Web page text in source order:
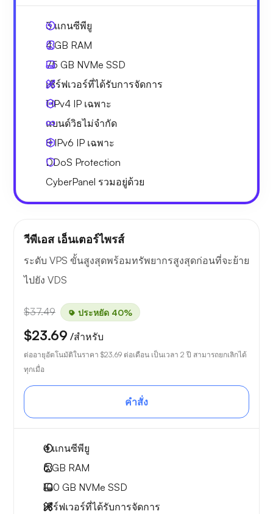
3แกนซีพียู
4 GB RAM
75 GB NVMe SSD
เซิร์ฟเวอร์ที่ได้รับการจัดการ
1 IPv4 IP เฉพาะ
แบนด์วิธไม่จำกัด
8 IPv6 IP เฉพาะ
DDoS Protection
CyberPanel รวมอยู่ด้วย
วีพีเอส เอ็นเตอร์ไพรส์
ระดับ VPS ขั้นสูงสุดพร้อมทรัพยากรสูงสุดก่อนที่จะย้าย
ไปยัง VDS
$37.49 ประหยัด 40%
$23.69 /สำหรับ
ต่ออายุอัตโนมัติในราคา $23.69 ต่อเดือน เป็นเวลา 2 ปี สามารถยกเลิกได้
ทุกเมื่อ
คำสั่ง
4แกนซีพียู
6 GB RAM
100 GB NVMe SSD
เซิร์ฟเวอร์ที่ได้รับการจัดการ